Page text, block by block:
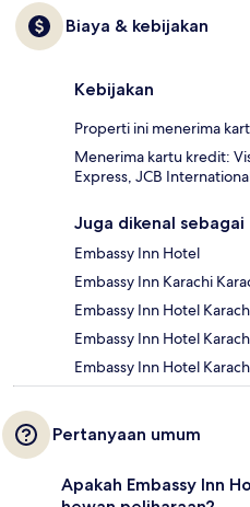
Biaya & kebijakan
Kebijakan
Properti ini menerima
Menerima kartu kredit:
Express, JCB
Juga dikenal sebagai
Embassy Inn Hotel
Embassy Inn Karachi
Embassy Inn Hotel
Embassy Inn Hotel
Embassy Inn Hotel
Pertanyaan umum
Apakah Embassy Inn